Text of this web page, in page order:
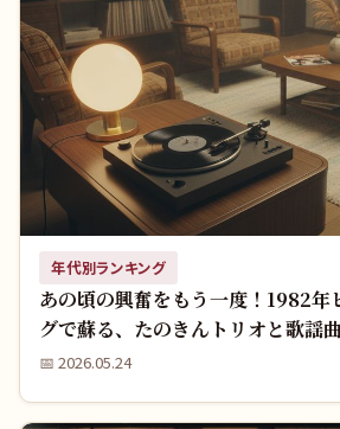
年代別ランキング
あの頃の興奮をもう一度！1982年
グで蘇る、たのきんトリオと歌謡
📅 2026.05.24